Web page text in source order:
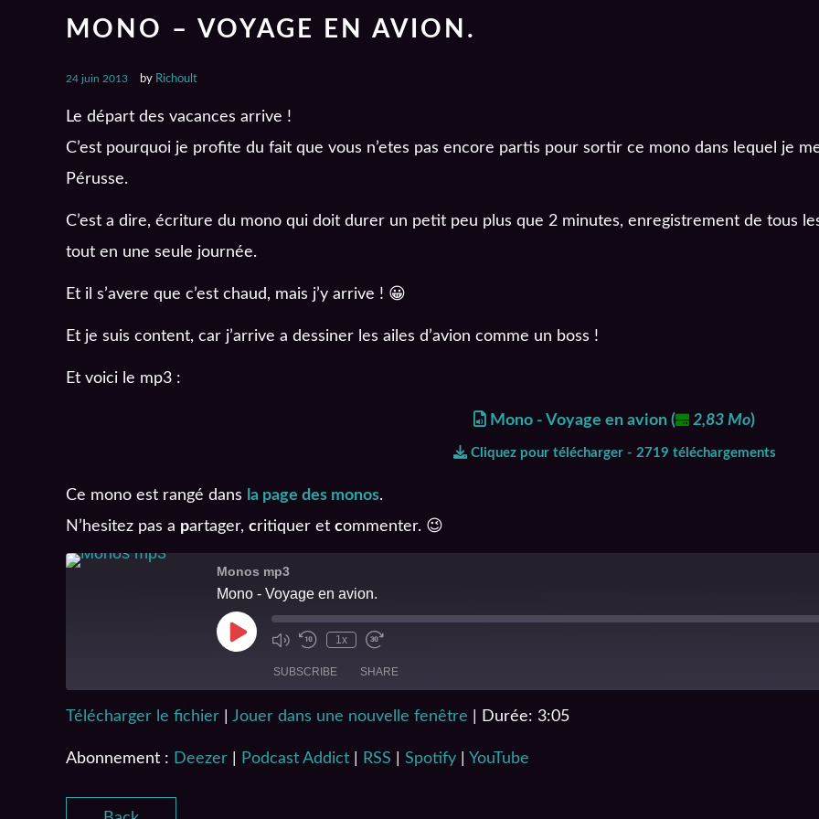
MONO – VOYAGE EN AVION.
24 juin 2013 by Richoult
Le départ des vacances arrive !
C’est pourquoi je profite du fait que vous n’etes pas encore partis pour sortir ce mono dans lequel je
Pérusse.
C’est a dire, écriture du mono qui doit durer un petit peu plus que 2 minutes, enregistrement de tous
tout en une seule journée.
Et il s’avere que c’est chaud, mais j’y arrive ! 😀
Et je suis content, car j’arrive a dessiner les ailes d’avion comme un boss !
Et voici le mp3 :
Mono - Voyage en avion ( 2,83 Mo)
Cliquez pour télécharger - 2719 téléchargements
Ce mono est rangé dans la page des monos.
N’hesitez pas a partager, critiquer et commenter. 😉
Monos mp3
Mono - Voyage en avion.
1x
SUBSCRIBE SHARE
Deezer Podcast Addict
Spotify YouTube
SHARE
LINK
EMBED
Télécharger le fichier Jouer dans une nouvelle fenêtre Durée: 3:05
Abonnement : Deezer Podcast Addict RSS Spotify YouTube